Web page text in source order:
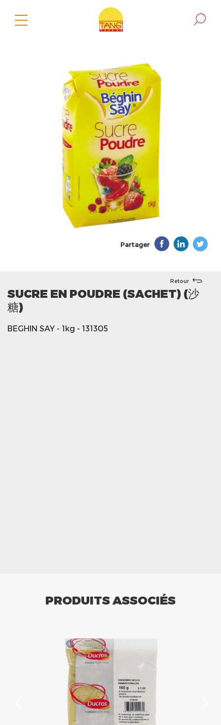
Partager
Retour
SUCRE EN POUDRE (SACHET) (沙
糖)
BEGHIN SAY - 1kg - 131305
PRODUITS ASSOCIÉS